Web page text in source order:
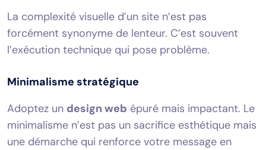
La complexité visuelle d’un site n’est pas
forcément synonyme de lenteur. C’est souvent
l’exécution technique qui pose problème.
Minimalisme stratégique
Adoptez un design web épuré mais impactant. Le
minimalisme n’est pas un sacrifice esthétique mais
une démarche qui renforce votre message en